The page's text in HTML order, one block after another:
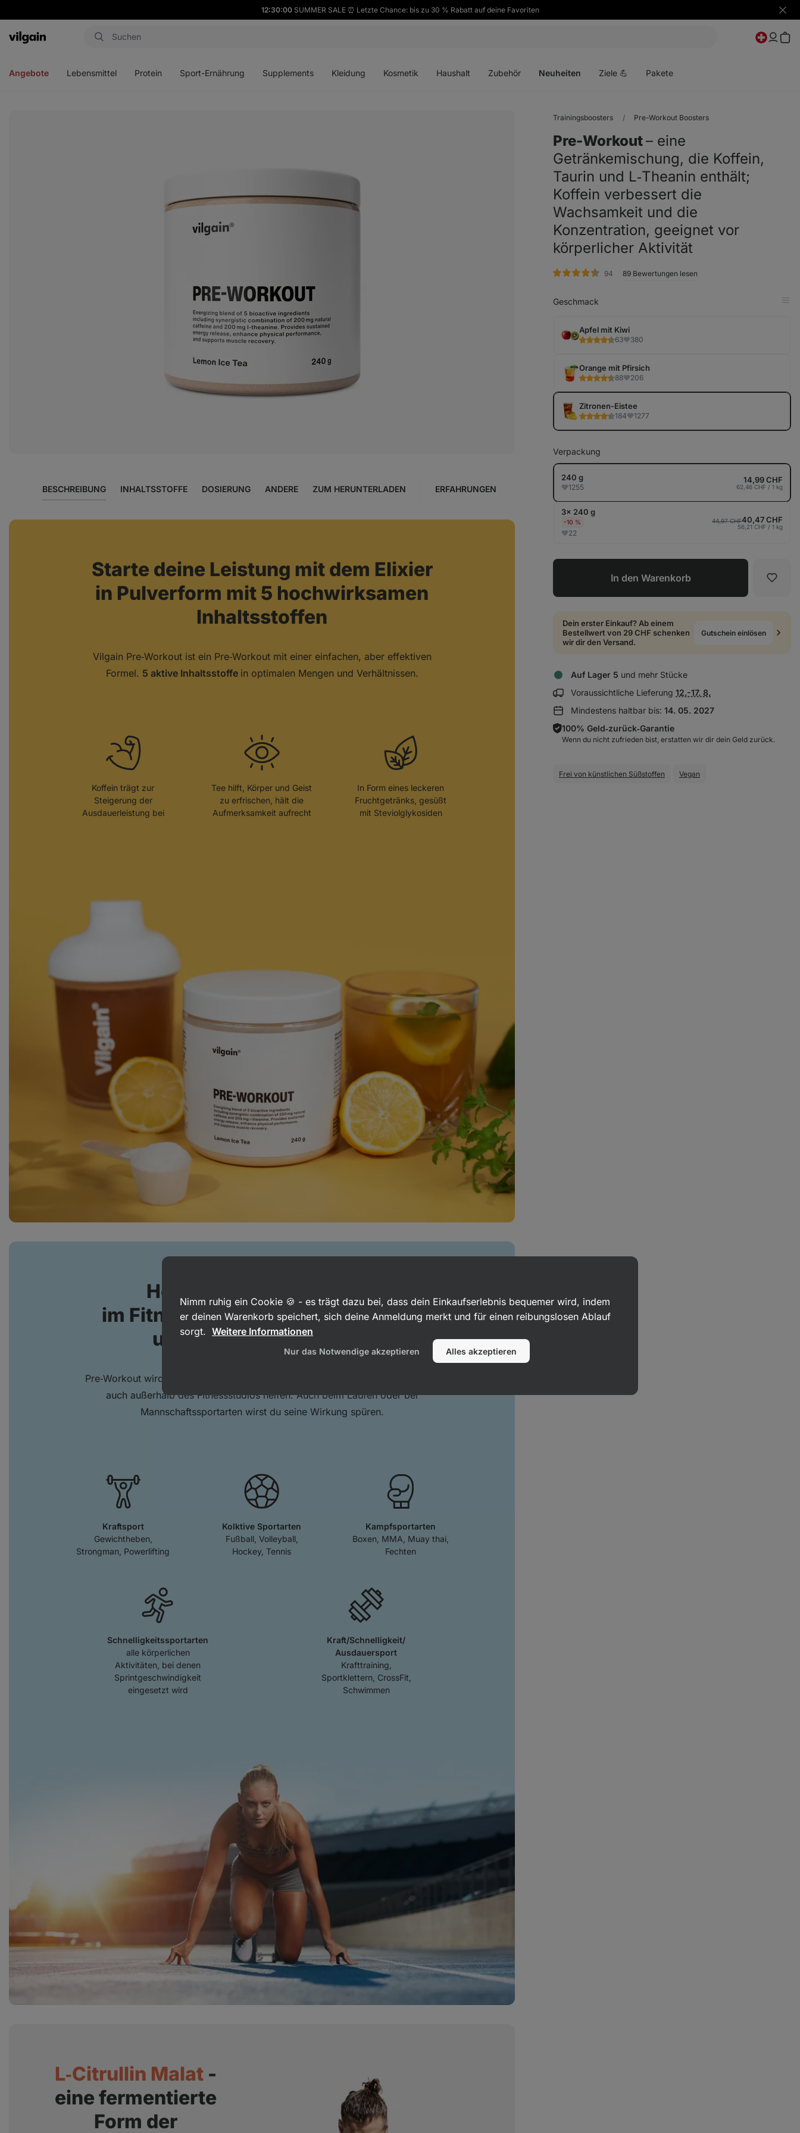
12:29:59SUMMER SALE ⏰ Letzte Chance: bis zu 30 % Rabatt auf deine Favoriten
Aktin
Angebote Lebensmittel Protein Sport-Ernährung Supplements Kleidung Kosmetik Haushalt Zubehör Neuheiten Ziele 💪 Pakete
Trainingsboosters Pre-Workout Boosters
Pre-Workout⁠–⁠ eine
Getränkemischung, die Koffein,
Taurin und L‑Theanin enthält;
Koffein verbessert die
Wachsamkeit und die
Konzentration, geeignet vor
körperlicher Aktivität
94 Bewertungen
89 Bewertungen lesen
Geschmack
in
Apfel mit Kiwi
63 380
Orange mit Pfirsich
88 206
Zitronen-Eistee
184 1277
Verpackung
240 g
1255
14,99 CHF
62,46 CHF / 1 kg
3× 240 g
-10 %
22
44,97 CHF40,47 CHF
56,21 CHF / 1 kg
In den Warenkorb
Dein erster Einkauf? Ab einem
Bestellwert von 29 CHF schenken
wir dir den Versand.
Gutschein einlösen
Auf Lager 5 und mehr Stücke
Voraussichtliche Lieferung Lieferinformationen
12.-17. 8.
Mindestens haltbar bis: 14. 05. 2027
100% Geld‑zurück‑Garantie
Wenn du nicht zufrieden bist, erstatten wir dir dein Geld zurück.
Frei von künstlichen Süßstoffen Vegan
BESCHREIBUNG INHALTSSTOFFE DOSIERUNG ANDERE ZUM HERUNTERLADEN ERFAHRUNGEN
Starte deine Leistung mit dem Elixier
in Pulverform mit 5 hochwirksamen
Inhaltsstoffen
Vilgain Pre‑Workout ist ein Pre‑Workout mit einer einfachen, aber effektiven
Formel. 5 aktive Inhaltsstoffe in optimalen Mengen und Verhältnissen.
Koffein trägt zur
Steigerung der
Ausdauerleistung bei
Tee hilft, Körper und Geist
zu erfrischen, hält die
Aufmerksamkeit aufrecht
In Form eines leckeren
Fruchtgetränks, gesüßt
mit Steviolglykosiden
Hole mehr aus dir heraus
im Fitnessstudio, im Schwimmbad
und auf dem Sportplatz
Pre‑Workout wird oft mit Krafttraining in Verbindung gebracht, aber es kann dir
auch außerhalb des Fitnessstudios helfen. Auch beim Laufen oder bei
Mannschaftssportarten wirst du seine Wirkung spüren.
Kraftsport
Gewichtheben,
Strongman, Powerlifting
Kolktive Sportarten
Fußball, Volleyball,
Hockey, Tennis
Kampfsportarten
Boxen, MMA, Muay thai,
Fechten
Schnelligkeitssportarten
alle körperlichen
Aktivitäten, bei denen
Sprintgeschwindigkeit
eingesetzt wird
Kraft/Schnelligkeit/
Ausdauersport
Krafttraining,
Sportklettern, CrossFit,
Schwimmen
L‑Citrullin Malat-
eine fermentierte
Form der
Nimm ruhig ein Cookie 🍪 - es trägt dazu bei, dass dein Einkaufserlebnis bequemer wird, indem
er deinen Warenkorb speichert, sich deine Anmeldung merkt und für einen reibungslosen Ablauf
sorgt. Weitere Informationen
Nur das Notwendige akzeptieren Alles akzeptieren